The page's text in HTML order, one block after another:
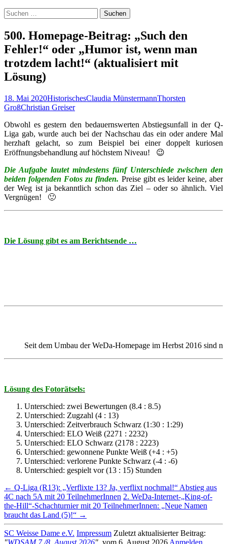
Suchen
nach:
500. Homepage-Beitrag: „Such den
Fehler!“ oder „Humor ist, wenn man
trotzdem lacht!“ (aktualisiert mit
Lösung)
18. Mai 2020HistorischesClaudia MünstermannThorsten
GroßChristian Greiser
Obwohl es gestern den bedauernswerten Abstiegsunfall in der Q-
Liga gab, wurde auch bei der Nachschau das ein oder andere Mal
herzhaft gelacht, so zum Beispiel bei einer doppelt kuriosen
Eröffnungsbehandlung auf höchstem Niveau! 😉
Die Aufgabe lautet mindestens fünf Unterschiede zwischen den
beiden folgenden Fotos zu finden. Preise gibt es leider keine, aber
der Weg ist ja bekanntlich schon das Ziel – oder so ähnlich. Viel
Vergnügen! 🙂
Die Lösung gibt es am Berichtsende …
Seit dem Umbau der WeDa-Homepage im Herbst 2016 sind
Lösung des Fotorätsels:
Unterschied: zwei Bewertungen (8.4 : 8.5)
Unterschied: Zugzahl (4 : 13)
Unterschied: Zeitverbrauch Schwarz (1:30 : 1:29)
Unterschied: ELO Weiß (2271 : 2232)
Unterschied: ELO Schwarz (2178 : 2223)
Unterschied: gewonnene Punkte Weiß (+4 : +5)
Unterschied: verlorene Punkte Schwarz (-4 : -6)
Unterschied: gespielt vor (13 : 15) Stunden
Beitrags-
Navigation
← Q-Liga (R13): „Verflixte 13? Ja, verflixt nochmal!“ Abstieg aus
4C nach 5A mit 20 TeilnehmerInnen 2. WeDa-Internet-„King-of-
the-Hill“-Schachturnier mit 20 TeilnehmerInnen: „Neue Namen
braucht das Land (5)!“ →
SC Weisse Dame e.V. Impressum Zuletzt aktualisierter Beitrag:
"WDSAM 7./8. August 2026" , vom 6. August 2026 Anmelden